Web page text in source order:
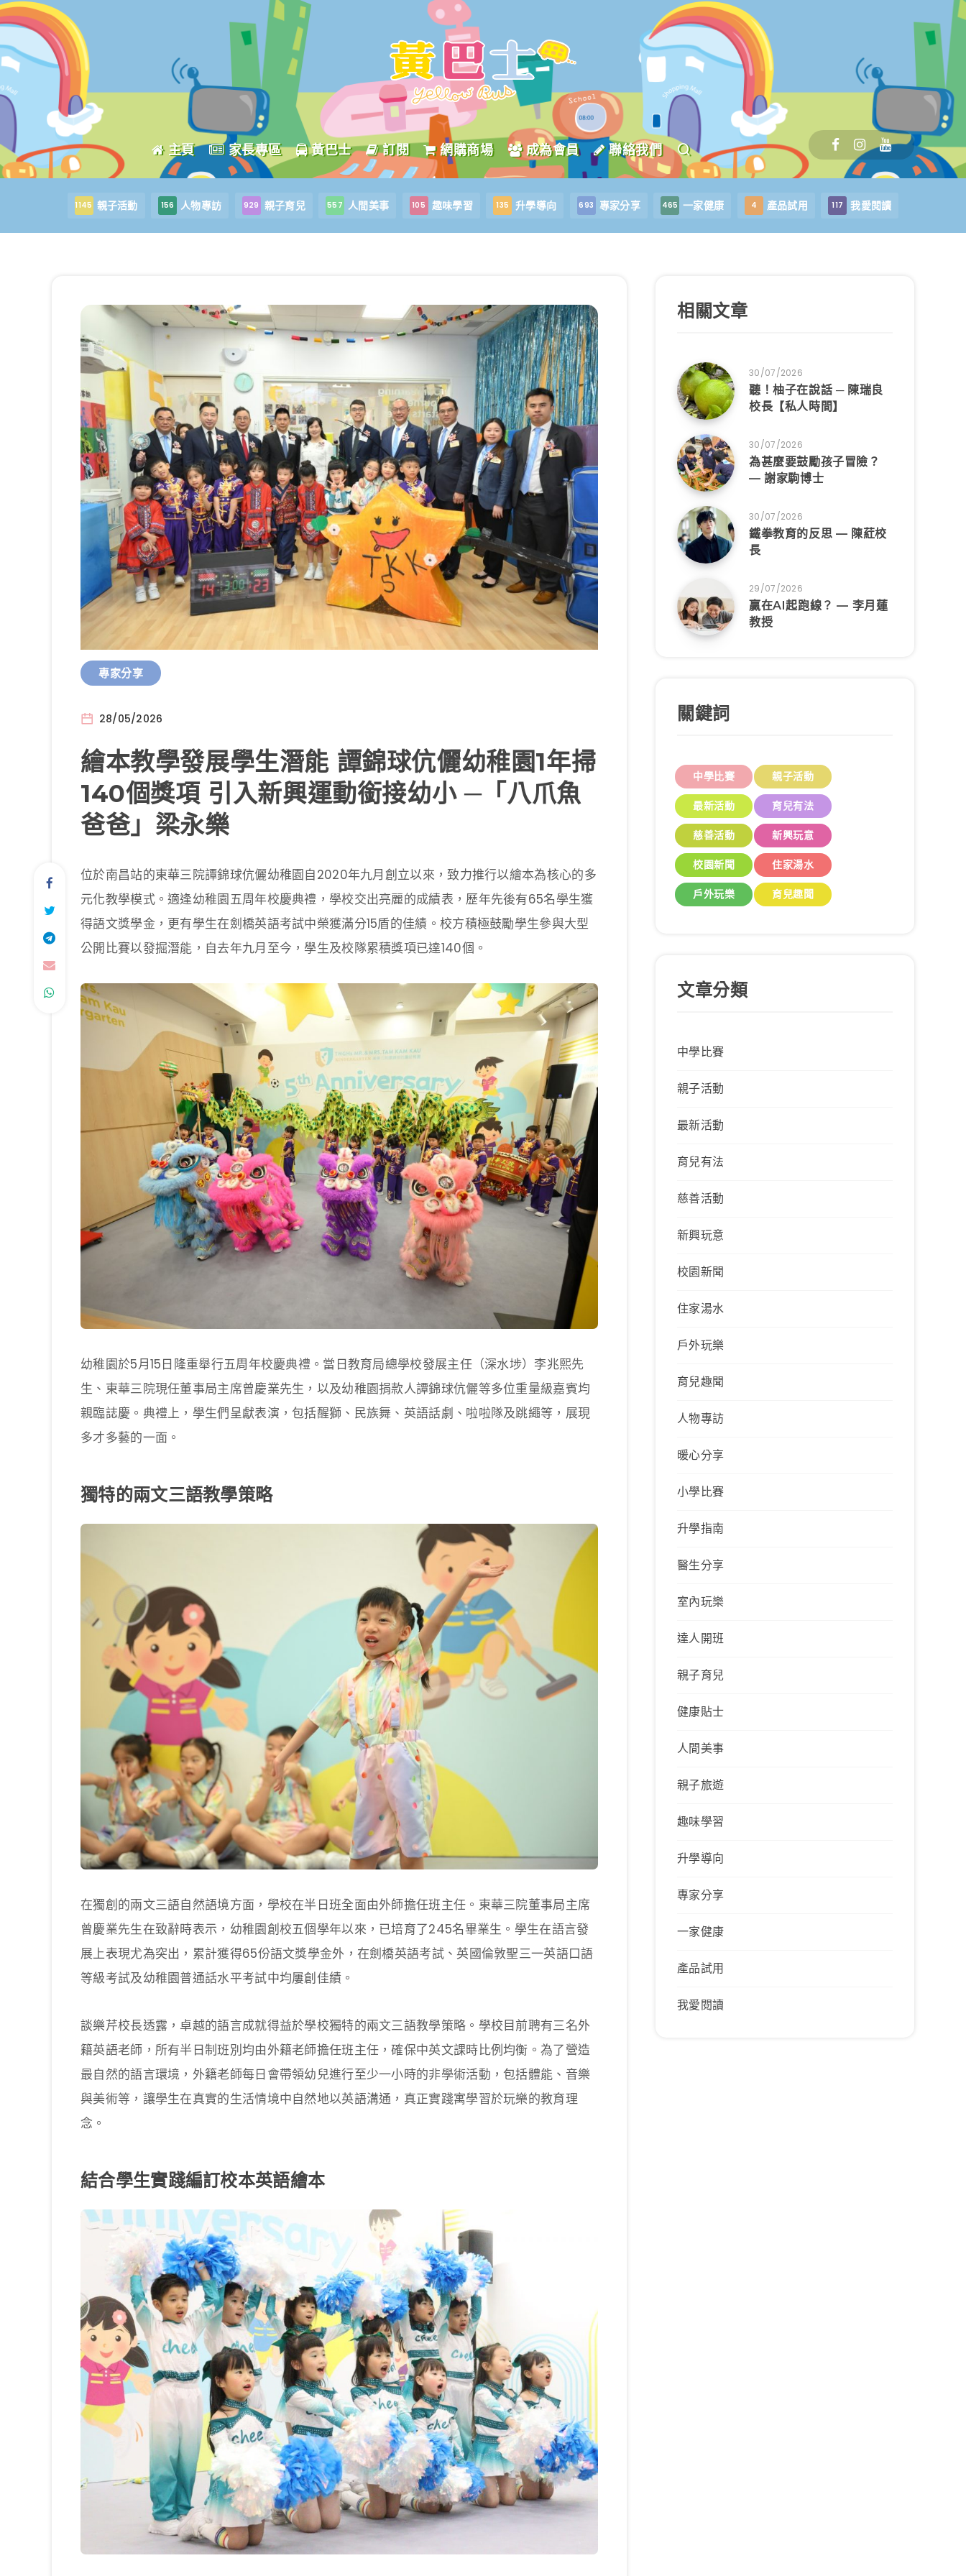
主頁 家長專區 黃巴士 訂閱 網購商場 成為會員 聯絡我們
1145 親子活動 156 人物專訪 929 親子育兒 557 人間美事 105 趣味學習 135 升學導向 693 專家分享 465 一家健康 4 產品試用 117 我愛閱讀
專家分享
28/05/2026
繪本教學發展學生潛能 譚錦球伉儷幼稚園1年掃
140個獎項 引入新興運動銜接幼小 ─「八爪魚
爸爸」梁永樂
位於南昌站的東華三院譚錦球伉儷幼稚園自2020年九月創立以來，致力推行以繪本為核心的多
元化教學模式。適逢幼稚園五周年校慶典禮，學校交出亮麗的成績表，歷年先後有65名學生獲
得語文獎學金，更有學生在劍橋英語考試中榮獲滿分15盾的佳績。校方積極鼓勵學生參與大型
公開比賽以發掘潛能，自去年九月至今，學生及校隊累積獎項已達140個。
幼稚園於5月15日隆重舉行五周年校慶典禮。當日教育局總學校發展主任（深水埗）李兆熙先
生、東華三院現任董事局主席曾慶業先生，以及幼稚園捐款人譚錦球伉儷等多位重量級嘉賓均
親臨誌慶。典禮上，學生們呈獻表演，包括醒獅、民族舞、英語話劇、啦啦隊及跳繩等，展現
多才多藝的一面。
獨特的兩文三語教學策略
在獨創的兩文三語自然語境方面，學校在半日班全面由外師擔任班主任。東華三院董事局主席
曾慶業先生在致辭時表示，幼稚園創校五個學年以來，已培育了245名畢業生。學生在語言發
展上表現尤為突出，累計獲得65份語文獎學金外，在劍橋英語考試、英國倫敦聖三一英語口語
等級考試及幼稚園普通話水平考試中均屢創佳績。
談樂芹校長透露，卓越的語言成就得益於學校獨特的兩文三語教學策略。學校目前聘有三名外
籍英語老師，所有半日制班別均由外籍老師擔任班主任，確保中英文課時比例均衡。為了營造
最自然的語言環境，外籍老師每日會帶領幼兒進行至少一小時的非學術活動，包括體能、音樂
與美術等，讓學生在真實的生活情境中自然地以英語溝通，真正實踐寓學習於玩樂的教育理
念。
結合學生實踐編訂校本英語繪本
相關文章
30/07/2026
聽！柚子在說話 ─ 陳瑞良
校長【私人時間】
30/07/2026
為甚麼要鼓勵孩子冒險？
— 謝家駒博士
30/07/2026
鐵拳教育的反思 — 陳葒校
長
29/07/2026
贏在AI起跑線？ — 李月蓮
教授
關鍵詞
中學比賽 親子活動
最新活動 育兒有法
慈善活動 新興玩意
校園新聞 住家湯水
戶外玩樂 育兒趣聞
文章分類
中學比賽
親子活動
最新活動
育兒有法
慈善活動
新興玩意
校園新聞
住家湯水
戶外玩樂
育兒趣聞
人物專訪
暖心分享
小學比賽
升學指南
醫生分享
室內玩樂
達人開班
親子育兒
健康貼士
人間美事
親子旅遊
趣味學習
升學導向
專家分享
一家健康
產品試用
我愛閱讀